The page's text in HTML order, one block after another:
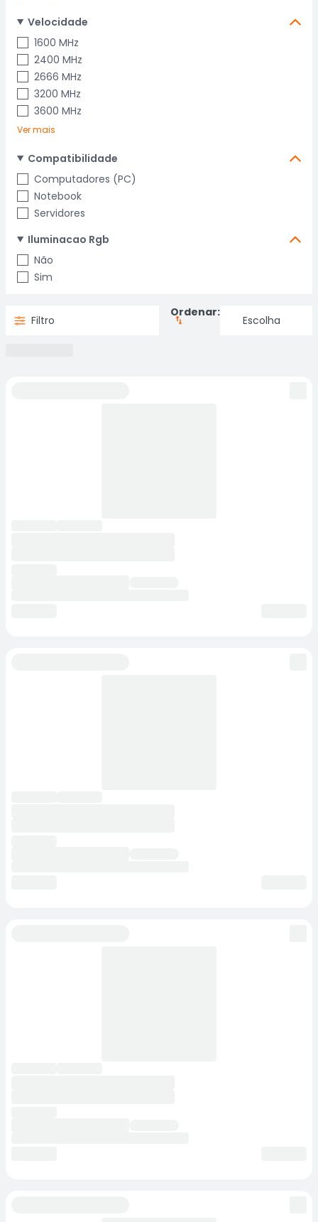
Velocidade
1600 MHz
2400 MHz
2666 MHz
3200 MHz
3600 MHz
Ver mais
Compatibilidade
Computadores (PC)
Notebook
Servidores
Iluminacao Rgb
Não
Sim
Filtro
Ordenar: